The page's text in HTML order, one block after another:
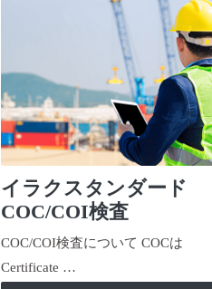
イラクスタンダード
COC/COI検査
COC/COI検査について COCは
Certificate …